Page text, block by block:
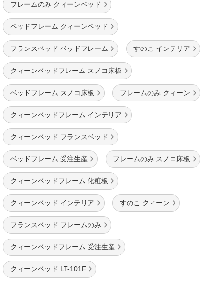
フレームのみ クィーンベッド
ベッドフレーム クィーンベッド
フランスベッド ベッドフレーム すのこ インテリア
クィーンベッドフレーム スノコ床板
ベッドフレーム スノコ床板 フレームのみ クィーン
クィーンベッドフレーム インテリア
クィーンベッド フランスベッド
ベッドフレーム 受注生産 フレームのみ スノコ床板
クィーンベッドフレーム 化粧板
クィーンベッド インテリア すのこ クィーン
フランスベッド フレームのみ
クィーンベッドフレーム 受注生産
クィーンベッド LT-101F